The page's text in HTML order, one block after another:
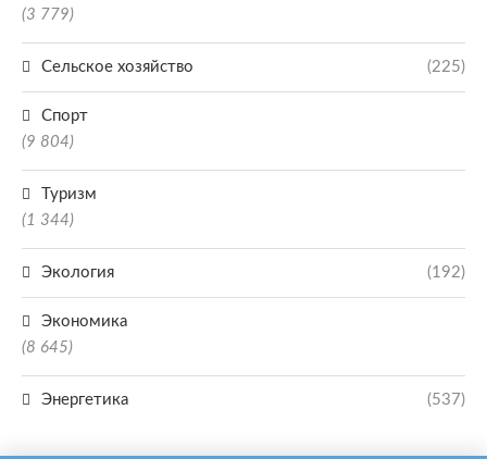
(3 779)
Сельское хозяйство (225)
Спорт
(9 804)
Туризм
(1 344)
Экология (192)
Экономика
(8 645)
Энергетика (537)